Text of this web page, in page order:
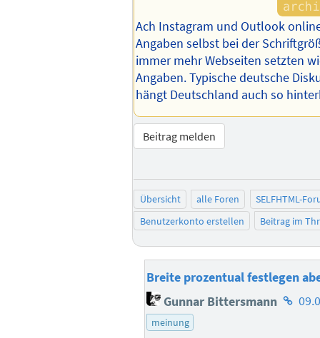
Ach Instagram und Outlook
Angaben selbst bei der
immer mehr Webseiten setzten
Angaben. Typische deutsche
hängt Deutschland auch so
Beitrag melden
Übersicht alle Foren
SELFHTML-
Benutzerkonto erstellen
Beitrag im
Breite prozentual festlegen
Gunnar Bittersmann
meinung